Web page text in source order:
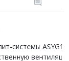
системы